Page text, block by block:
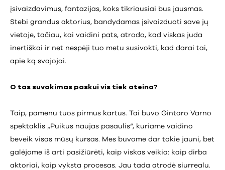
įsivaizdavimus, fantazijas, koks tikriausiai bus jausmas.
Stebi grandus aktorius, bandydamas įsivaizduoti save jų
vietoje, tačiau, kai vaidini pats, atrodo, kad viskas juda
inertiškai ir net nespėji tuo metu susivokti, kad darai tai,
apie ką svajojai.
O tas suvokimas paskui vis tiek ateina?
Taip, pamenu tuos pirmus kartus. Tai buvo Gintaro Varno
spektaklis „Puikus naujas pasaulis“, kuriame vaidino
beveik visas mūsų kursas. Mes buvome dar tokie jauni, bet
galėjome iš arti pasižiūrėti, kaip viskas veikia: kaip dirba
aktoriai, kaip vyksta procesas. Jau tada atrodė siurrealu.